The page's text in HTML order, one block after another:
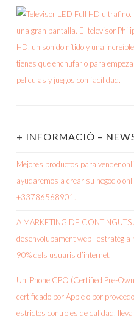
+ INFORMACIÓ –
Mejores productos para vender
ayudaremos a crear su negocio
+33786568901.
A MARKETING DE CONTINGUTS
desenvolupament web i
90% dels usuaris d’internet.
Un iPhone CPO (Certified Pre-
certificado por Apple o por
estrictos controles de calidad,